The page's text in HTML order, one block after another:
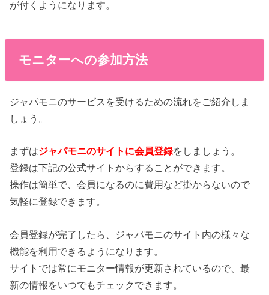
が付くようになります。
モニターへの参加方法
ジャパモニのサービスを受けるための流れをご紹介しま
しょう。
まずはジャパモニのサイトに会員登録をしましょう。
登録は下記の公式サイトからすることができます。
操作は簡単で、会員になるのに費用など掛からないので
気軽に登録できます。
会員登録が完了したら、ジャパモニのサイト内の様々な
機能を利用できるようになります。
サイトでは常にモニター情報が更新されているので、最
新の情報をいつでもチェックできます。